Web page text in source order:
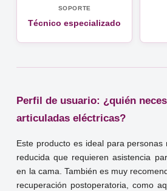
SOPORTE
Técnico especializado
Perfil de usuario: ¿quién
articuladas eléctricas?
Este producto es ideal para personas
reducida que requieren asistencia
en la cama. También es muy
recuperación postoperatoria, como